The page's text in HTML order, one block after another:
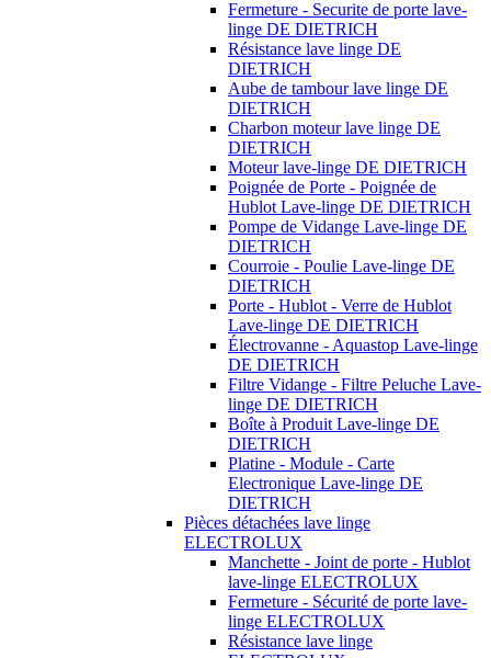
Fermeture - Securite de porte lave-
linge DE DIETRICH
Résistance lave linge DE
DIETRICH
Aube de tambour lave linge DE
DIETRICH
Charbon moteur lave linge DE
DIETRICH
Moteur lave-linge DE DIETRICH
Poignée de Porte - Poignée de
Hublot Lave-linge DE DIETRICH
Pompe de Vidange Lave-linge DE
DIETRICH
Courroie - Poulie Lave-linge DE
DIETRICH
Porte - Hublot - Verre de Hublot
Lave-linge DE DIETRICH
Électrovanne - Aquastop Lave-linge
DE DIETRICH
Filtre Vidange - Filtre Peluche Lave-
linge DE DIETRICH
Boîte à Produit Lave-linge DE
DIETRICH
Platine - Module - Carte
Electronique Lave-linge DE
DIETRICH
Pièces détachées lave linge
ELECTROLUX
Manchette - Joint de porte - Hublot
lave-linge ELECTROLUX
Fermeture - Sécurité de porte lave-
linge ELECTROLUX
Résistance lave linge